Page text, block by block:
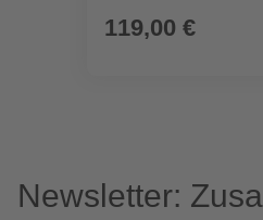
119,00 €
Newsletter: